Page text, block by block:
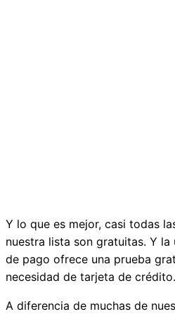
Y lo que es mejor, casi todas
nuestra lista son gratuitas. Y la
de pago ofrece una prueba
necesidad de tarjeta de crédito.
A diferencia de muchas de